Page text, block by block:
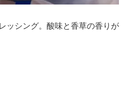
ッシング。酸味と香草の香りが